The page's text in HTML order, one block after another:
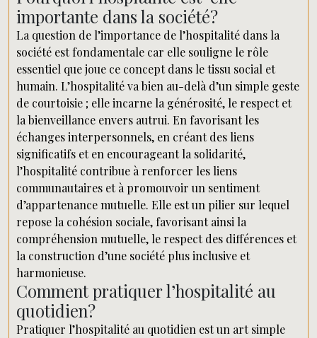
importante dans la société?
La question de l’importance de l’hospitalité dans la
société est fondamentale car elle souligne le rôle
essentiel que joue ce concept dans le tissu social et
humain. L’hospitalité va bien au-delà d’un simple geste
de courtoisie ; elle incarne la générosité, le respect et
la bienveillance envers autrui. En favorisant les
échanges interpersonnels, en créant des liens
significatifs et en encourageant la solidarité,
l’hospitalité contribue à renforcer les liens
communautaires et à promouvoir un sentiment
d’appartenance mutuelle. Elle est un pilier sur lequel
repose la cohésion sociale, favorisant ainsi la
compréhension mutuelle, le respect des différences et
la construction d’une société plus inclusive et
harmonieuse.
Comment pratiquer l’hospitalité au
quotidien?
Pratiquer l’hospitalité au quotidien est un art simple